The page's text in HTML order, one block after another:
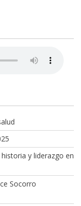
y liderazgo en
Socorro